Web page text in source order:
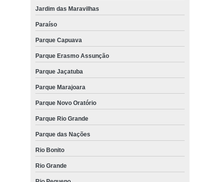
Jardim das Maravilhas
Paraíso
Parque Capuava
Parque Erasmo Assunção
Parque Jaçatuba
Parque Marajoara
Parque Novo Oratório
Parque Rio Grande
Parque das Nações
Rio Bonito
Rio Grande